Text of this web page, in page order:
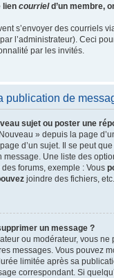
lien courrield’un membre,
s’envoyer des courriels
l’administrateur). Ceci
par les invités.
publication de
sujet ou poster une
» depuis la page
d’un sujet. Il se peut
message. Une liste des
forums, exemple : Vous
joindre des fichiers, etc.
un message ?
ou modérateur, vous ne
messages. Vous pouvez
limitée après sa
correspondant. Si